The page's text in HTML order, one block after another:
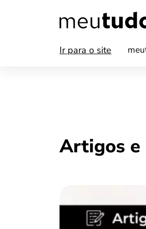
Ir para o site
Artigos e